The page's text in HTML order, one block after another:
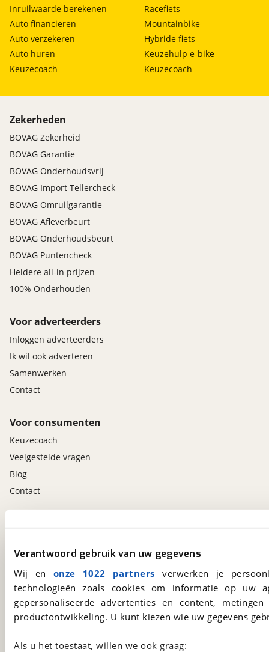
Verantwoord gebruik van uw gegevens
Wij en onze 1022 partners verwerken je
technologieën zoals cookies om informatie op
gepersonaliseerde advertenties en content,
productontwikkeling. U kunt kiezen wie uw gegevens
Als u het toestaat, willen we ook graag:
Inruilwaarde berekenen
Auto financieren
Auto verzekeren
Auto huren
Keuzecoach
Racefiets
Mountainbike
Hybride fiets
Keuzehulp e-bike
Keuzecoach
Zekerheden
BOVAG Zekerheid
BOVAG Garantie
BOVAG Onderhoudsvrij
BOVAG Import Tellercheck
BOVAG Omruilgarantie
BOVAG Afleverbeurt
BOVAG Onderhoudsbeurt
BOVAG Puntencheck
Heldere all-in prijzen
100% Onderhouden
Voor adverteerders
Inloggen adverteerders
Ik wil ook adverteren
Samenwerken
Contact
Voor consumenten
Keuzecoach
Veelgestelde vragen
Blog
Contact
viaBOVAG.nl
Kosterijland 15
Een initiatief van
Download 'm nu.